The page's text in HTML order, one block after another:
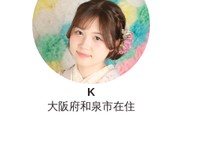
K
大阪府和泉市在住